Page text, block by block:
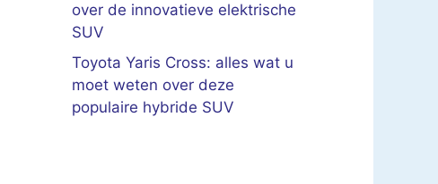
over de innovatieve elektrische
SUV
Toyota Yaris Cross: alles wat u
moet weten over deze
populaire hybride SUV